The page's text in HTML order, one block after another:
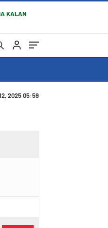
KALAN
2025 05:59